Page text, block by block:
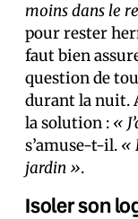
moins dans le
pour rester
faut bien
question de
durant la nuit.
la solution : «
s’amuse-t-il. «
jardin ».
Isoler son